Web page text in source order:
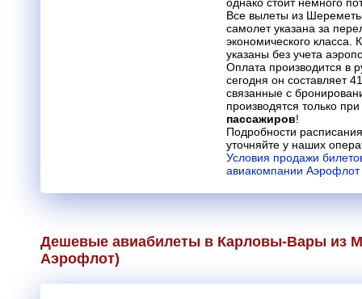
Все вылеты из
самолет указана за
экономического
указаны без учета
Оплата производится в
сегодня он составляет
связанные с
производятся только
пассажиров!
Подробности
уточняйте у наших
Условия продажи
авиакомпании Аэрофлот
Дешевые авиабилеты в Карловы-Вары из
Аэрофлот)